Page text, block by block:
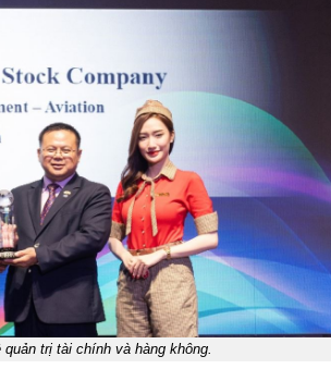
trị tài chính và hàng không.